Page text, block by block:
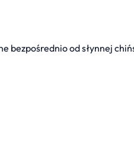
bezpośrednio od słynnej